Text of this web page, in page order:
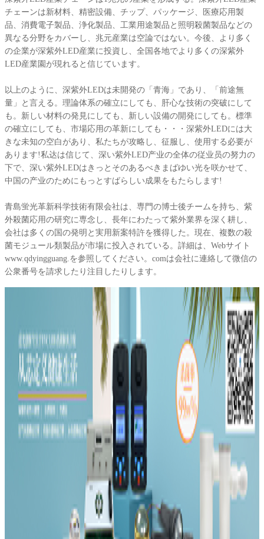
チェーンは新材料、精密設備、チップ、パッケージ、医療応用製
品、消費電子製品、浄化製品、工業用途製品と照明殺菌製品などの
異なる分野をカバーし、兆元産業は空論ではない。今後、より多く
の企業が深紫外LED産業に投資し、全国各地でより多くの深紫外
LED産業園が現れると信じています。
以上のように、深紫外LEDは未開発の「青海」であり、「前途無
量」と言える。理論体系の確立にしても、肝心な技術の突破にして
も。新しい材料の発見にしても、新しい設備の開発にしても。標準
の確立にしても、市場応用の革新にしても・・・深紫外LEDには大
きな未知の空白があり、私たちが攻略し、征服し、使用する必要が
あります!私达は信じて、深い紫外LED产业の全体の従业员の努力の
下で、深い紫外LEDはきっとそのあるべきまばゆい光を咲かせて、
中国の产业のためにもっとすばらしい成果をもたらします!
青島蛍光革新科学技術有限会社は、専門の博士後チームを持ち、紫
外殺菌応用の研究に専念し、長年にわたって紫外業界を深く耕し、
会社は多くの国の発明と実用新案特許を獲得した。現在、複数の殺
菌モジュール類製品が市場に投入されている。詳細は、Webサイト
www.qdyingguang.を参照してください。comは会社に連絡して微信の
公衆番号を請求したり注目したりします。